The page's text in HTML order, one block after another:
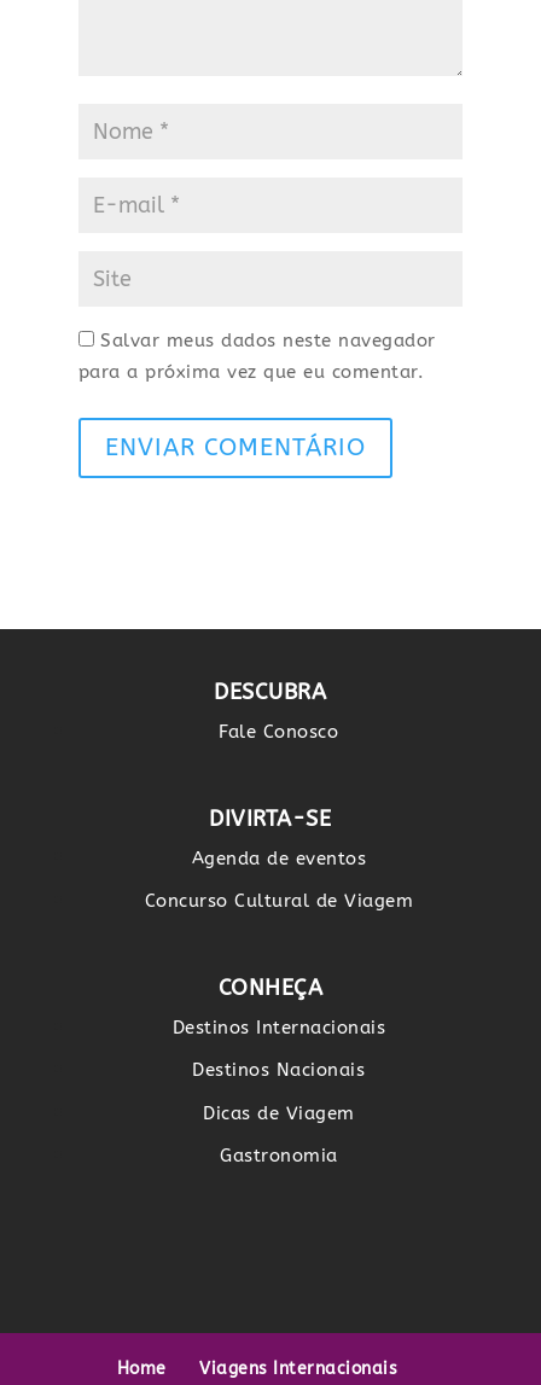
Salvar meus dados neste navegador
para a próxima vez que eu comentar.
ENVIAR COMENTÁRIO
DESCUBRA
Fale Conosco
DIVIRTA-SE
Agenda de eventos
Concurso Cultural de Viagem
CONHEÇA
Destinos Internacionais
Destinos Nacionais
Dicas de Viagem
Gastronomia
Home Viagens Internacionais